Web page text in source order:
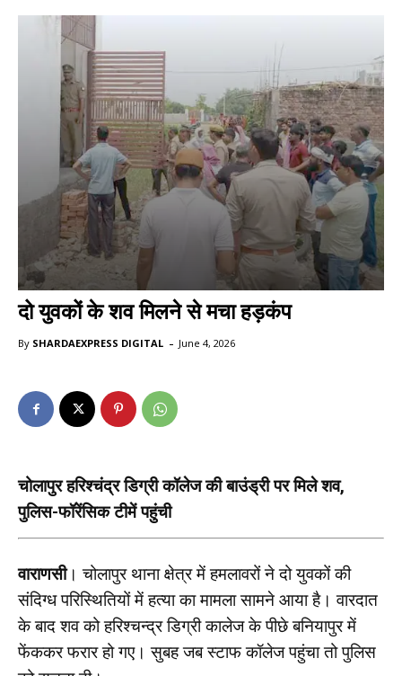
दो युवकों के शव मिलने से मचा हड़कंप
By SHARDAEXPRESS DIGITAL - June 4, 2026
चोलापुर हरिश्चंद्र डिग्री कॉलेज की बाउंड्री पर मिले शव,
पुलिस-फॉरेंसिक टीमें पहुंची
वाराणसी। चोलापुर थाना क्षेत्र में हमलावरों ने दो युवकों की
संदिग्ध परिस्थितियों में हत्या का मामला सामने आया है। वारदात
के बाद शव को हरिश्चन्द्र डिग्री कालेज के पीछे बनियापुर में
फेंककर फरार हो गए। सुबह जब स्टाफ कॉलेज पहुंचा तो पुलिस